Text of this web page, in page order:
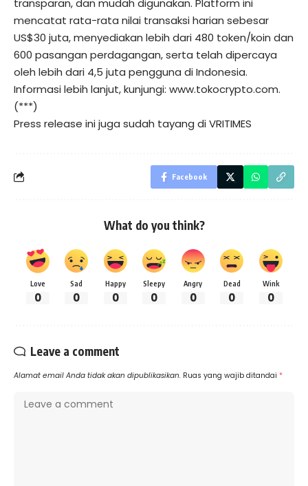
mencatat rata-rata nilai transaksi harian sebesar
US$30 juta, menyediakan lebih dari 480 token/koin dan
600 pasangan perdagangan, serta telah dipercaya
oleh lebih dari 4,5 juta pengguna di Indonesia.
Informasi lebih lanjut, kunjungi: www.tokocrypto.com.
(***)
Press release ini juga sudah tayang diVRITIMES
Facebook
What do you think?
Love
0
Sad
0
Happy
0
Sleepy
0
Angry
0
Dead
0
Wink
0
Leave a comment
Alamat email Anda tidak akan dipublikasikan. Ruas yang wajib ditandai *